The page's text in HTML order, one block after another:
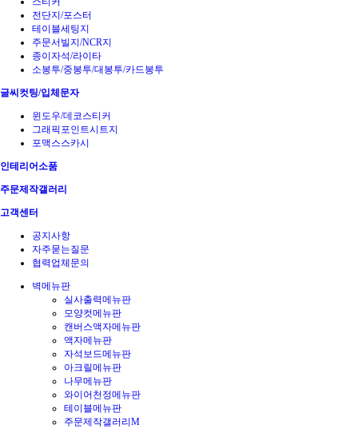
전단지/포스터
테이블세팅지
주문서빌지/NCR지
종이자석/라이타
소봉투/중봉투/대봉투/카드봉투
글씨컷팅/입체문자
윈도우/데코스티커
그래픽포인트시트지
포맥스스카시
인테리어소품
주문제작갤러리
고객센터
공지사항
자주묻는질문
협력업체문의
벽메뉴판
실사출력메뉴판
모양컷메뉴판
캔버스액자메뉴판
액자메뉴판
자석보드메뉴판
아크릴메뉴판
나무메뉴판
와이어천정메뉴판
테이블메뉴판
주문제작갤러리M